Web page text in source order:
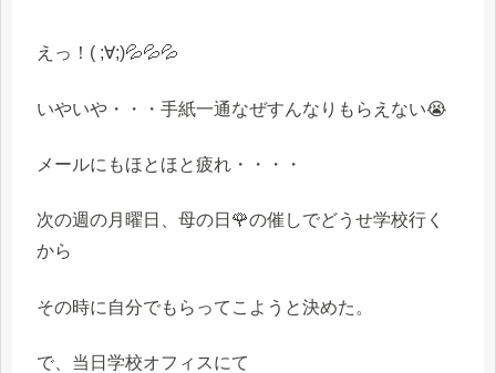
えっ！( ;∀;)💦💦💦
いやいや・・・手紙一通なぜすんなりもらえない😭
メールにもほとほと疲れ・・・・
次の週の月曜日、母の日🌹の催しでどうせ学校行く
から
その時に自分でもらってこようと決めた。
で、当日学校オフィスにて